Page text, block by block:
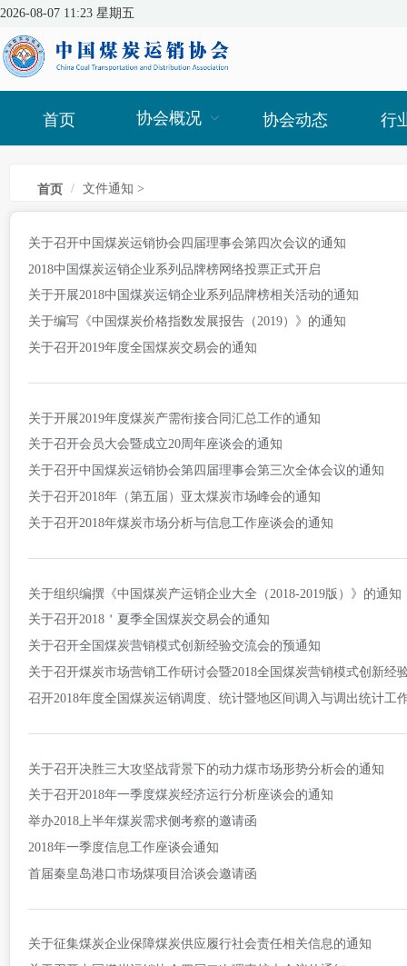
2026-08-07 11:23 星期五
首页 协会概况 协会动态 行
首页 / 文件通知 >
关于召开中国煤炭运销协会四届理事会第四次会议的通知
2018中国煤炭运销企业系列品牌榜网络投票正式开启
关于开展2018中国煤炭运销企业系列品牌榜相关活动的通知
关于编写《中国煤炭价格指数发展报告（2019）》的通知
关于召开2019年度全国煤炭交易会的通知
关于开展2019年度煤炭产需衔接合同汇总工作的通知
关于召开会员大会暨成立20周年座谈会的通知
关于召开中国煤炭运销协会第四届理事会第三次全体会议的通知
关于召开2018年（第五届）亚太煤炭市场峰会的通知
关于召开2018年煤炭市场分析与信息工作座谈会的通知
关于组织编撰《中国煤炭产运销企业大全（2018-2019版）》的通知
关于召开2018＇夏季全国煤炭交易会的通知
关于召开全国煤炭营销模式创新经验交流会的预通知
关于召开煤炭市场营销工作研讨会暨2018全国煤炭营销模式创新经
召开2018年度全国煤炭运销调度、统计暨地区间调入与调出统计工
关于召开决胜三大攻坚战背景下的动力煤市场形势分析会的通知
关于召开2018年一季度煤炭经济运行分析座谈会的通知
举办2018上半年煤炭需求侧考察的邀请函
2018年一季度信息工作座谈会通知
首届秦皇岛港口市场煤项目洽谈会邀请函
关于征集煤炭企业保障煤炭供应履行社会责任相关信息的通知